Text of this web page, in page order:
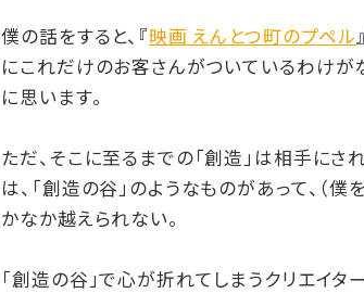
僕の話をすると、『映画 えんとつ町のプペル
にこれだけのお客さんがついているわけが
に思います。
ただ、そこに至るまでの「創造」は相手にさ
は、「創造の谷」のようなものがあって、（
かなか越えられない。
「創造の谷」で心が折れてしまうクリエイタ